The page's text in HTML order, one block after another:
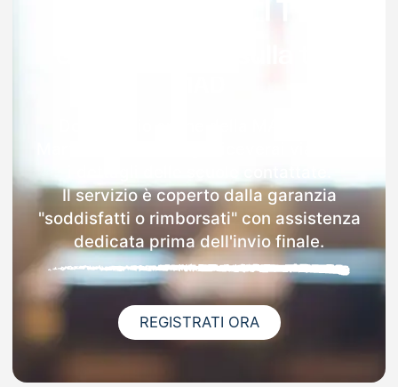
Il servizio è coperto dalla garanzia
"soddisfatti o rimborsati" con assistenza
dedicata prima dell'invio finale.
REGISTRATI ORA